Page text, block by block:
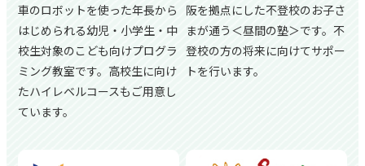
車のロボットを使った年長から
はじめられる幼児・小学生・中
校生対象のこども向けプログラ
ミング教室です。高校生に向け
たハイレベルコースもご用意し
ています。
阪を拠点にした不登校のお子さ
まが通う＜昼間の塾＞です。不
登校の方の将来に向けてサポー
トを行います。